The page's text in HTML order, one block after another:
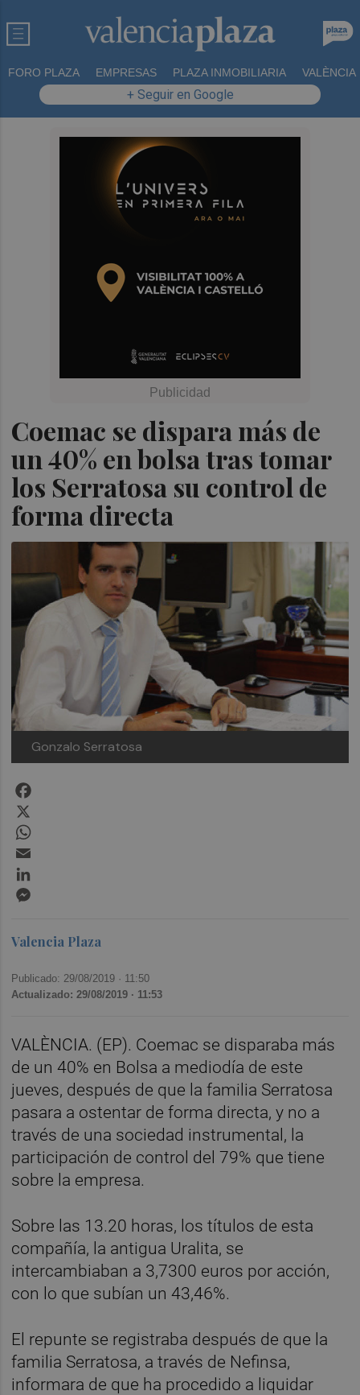
FORO PLAZA EMPRESAS PLAZA INMOBILIARIA VALÈNCIA
+ Seguir en Google
Coemac se dispara más de
un 40% en bolsa tras tomar
los Serratosa su control de
forma directa
Gonzalo Serratosa
Valencia Plaza
Publicado: 29/08/2019 · 11:50
Actualizado: 29/08/2019 · 11:53
VALÈNCIA. (EP). Coemac se disparaba más
de un 40% en Bolsa a mediodía de este
jueves, después de que la familia Serratosa
pasara a ostentar de forma directa, y no a
través de una sociedad instrumental, la
participación de control del 79% que tiene
sobre la empresa.
Sobre las 13.20 horas, los títulos de esta
compañía, la antigua Uralita, se
intercambiaban a 3,7300 euros por acción,
con lo que subían un 43,46%.
El repunte se registraba después de que la
familia Serratosa, a través de Nefinsa,
informara de que ha procedido a liquidar